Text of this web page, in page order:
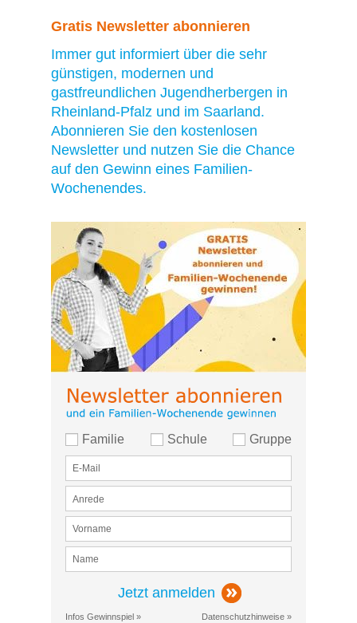
Gratis Newsletter abonnieren
Immer gut informiert über die sehr
günstigen, modernen und
gastfreundlichen Jugendherbergen in
Rheinland-Pfalz und im Saarland.
Abonnieren Sie den kostenlosen
Newsletter und nutzen Sie die Chance
auf den Gewinn eines Familien-
Wochenendes.
Familie Schule Gruppe
Jetzt anmelden
Infos Gewinnspiel » Datenschutzhinweise »